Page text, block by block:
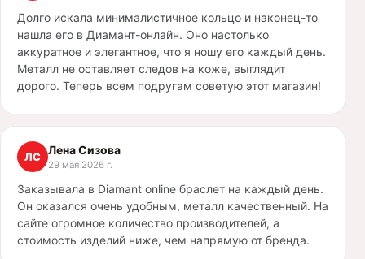
Долго искала минималистичное кольцо и наконец-то
нашла его в Диамант-онлайн. Оно настолько
аккуратное и элегантное, что я ношу его каждый день.
Металл не оставляет следов на коже, выглядит
дорого. Теперь всем подругам советую этот магазин!
ЛС Лена Сизова
29 мая 2026 г.
Заказывала в Diamant online браслет на каждый день.
Он оказался очень удобным, металл качественный. На
сайте огромное количество производителей, а
стоимость изделий ниже, чем напрямую от бренда.